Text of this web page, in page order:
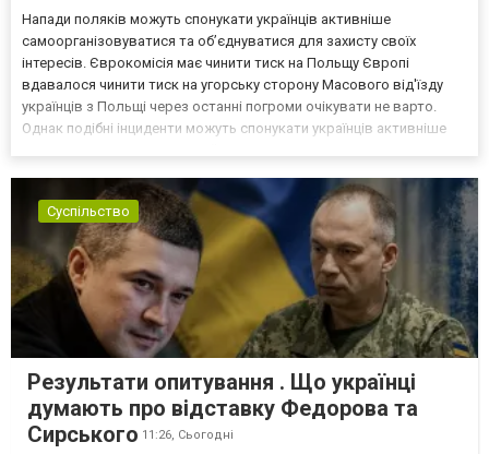
Напади поляків можуть спонукати українців активніше
самоорганізовуватися та об’єднуватися для захисту своїх
інтересів. Єврокомісія має чинити тиск на Польщу Європі
вдавалося чинити тиск на угорську сторону Масового від'їзду
українців з Польщі через останні погроми очікувати не варто.
Однак подібні інциденти можуть спонукати українців активніше
Суспільство
Результати опитування . Що українці
думають про відставку Федорова та
Сирського 11:26, Сьогодні